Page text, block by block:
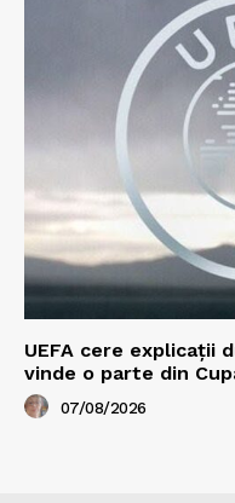
UEFA cere explicații
vinde o parte din
07/08/2026